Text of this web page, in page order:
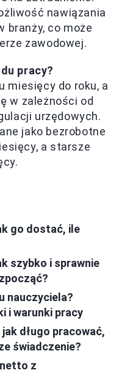
nawiązania
branży, co może
zawodowej.
pracy?
miesięcy do roku, a
w zależności od
urzędowych.
jako bezrobotne
a starsze
go dostać, ile
szybko i sprawnie
nauczyciela?
i warunki pracy
długo pracować,
świadczenie?
z